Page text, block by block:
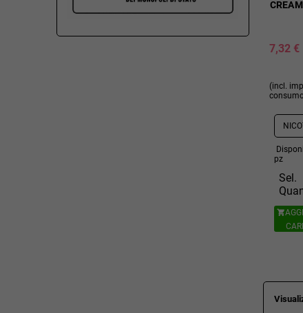
7,32 €
(incl. imp.
pz
Sel.
